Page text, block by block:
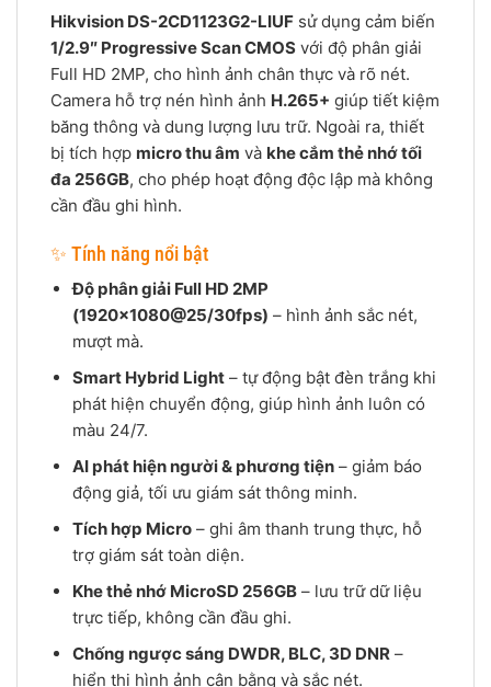
Hikvision DS-2CD1123G2-LIUF sử dụng cảm biến
1/2.9″ Progressive Scan CMOS với độ phân giải
Full HD 2MP, cho hình ảnh chân thực và rõ nét.
Camera hỗ trợ nén hình ảnh H.265+ giúp tiết kiệm
băng thông và dung lượng lưu trữ. Ngoài ra, thiết
bị tích hợp micro thu âm và khe cắm thẻ nhớ tối
đa 256GB, cho phép hoạt động độc lập mà không
cần đầu ghi hình.
✨ Tính năng nổi bật
Độ phân giải Full HD 2MP
(1920×1080@25/30fps) – hình ảnh sắc nét,
mượt mà.
Smart Hybrid Light– tự động bật đèn trắng khi
phát hiện chuyển động, giúp hình ảnh luôn có
màu 24/7.
AI phát hiện người & phương tiện– giảm báo
động giả, tối ưu giám sát thông minh.
Tích hợp Micro– ghi âm thanh trung thực, hỗ
trợ giám sát toàn diện.
Khe thẻ nhớ MicroSD 256GB– lưu trữ dữ liệu
trực tiếp, không cần đầu ghi.
Chống ngược sáng DWDR, BLC, 3D DNR–
hiển thị hình ảnh cân bằng và sắc nét.